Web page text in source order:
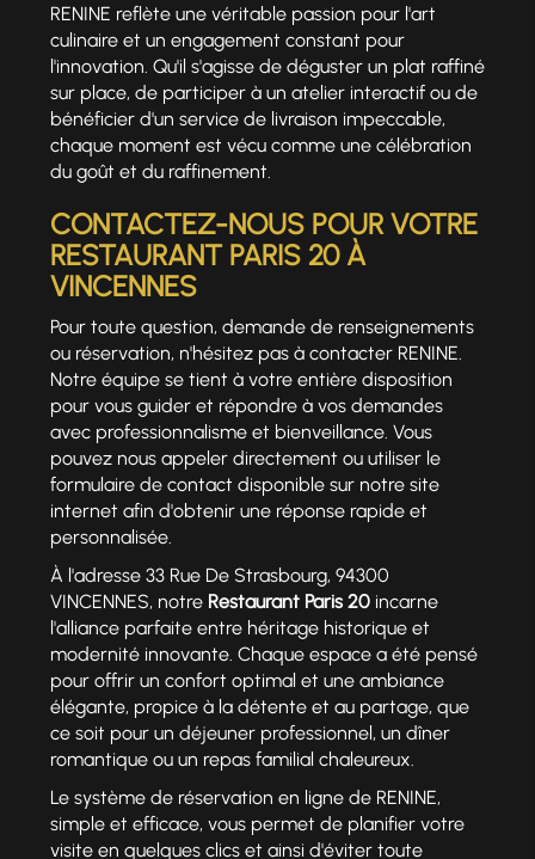
RENINE reflète une véritable passion pour l'art
culinaire et un engagement constant pour
l'innovation. Qu'il s'agisse de déguster un plat raffiné
sur place, de participer à un atelier interactif ou de
bénéficier d'un service de livraison impeccable,
chaque moment est vécu comme une célébration
du goût et du raffinement.
CONTACTEZ-NOUS POUR VOTRE
RESTAURANT PARIS 20À
VINCENNES
Pour toute question, demande de renseignements
ou réservation, n'hésitez pas à contacter RENINE.
Notre équipe se tient à votre entière disposition
pour vous guider et répondre à vos demandes
avec professionnalisme et bienveillance. Vous
pouvez nous appeler directement ou utiliser le
formulaire de contact disponible sur notre site
internet afin d'obtenir une réponse rapide et
personnalisée.
À l'adresse 33 Rue De Strasbourg, 94300
VINCENNES, notre Restaurant Paris 20incarne
l'alliance parfaite entre héritage historique et
modernité innovante. Chaque espace a été pensé
pour offrir un confort optimal et une ambiance
élégante, propice à la détente et au partage, que
ce soit pour un déjeuner professionnel, un dîner
romantique ou un repas familial chaleureux.
Le système de réservation en ligne de RENINE,
simple et efficace, vous permet de planifier votre
visite en quelques clics et ainsi d'éviter toute